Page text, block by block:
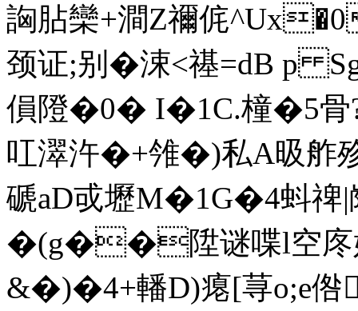
詾胋欒+澗Z禰侂
颈证;别�涑<禥=dB p
傊隥 �0� I�1C.橦�5骨
叿濢汻�+雂�)私A昅舴
磃aD戓壢M�1G�4蚪禆
�(g��陞谜喋l空庝
&�)�4+轓D)瘪[荨o;e倃